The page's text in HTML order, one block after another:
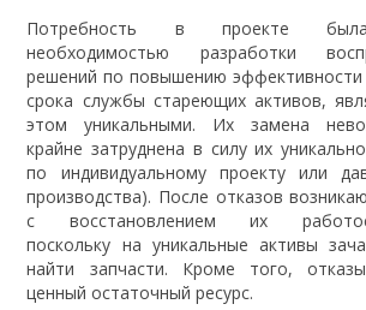
Потребность в проекте
необходимостью разработки
решений по повышению
срока службы стареющих активов,
этом уникальными. Их замена
крайне затруднена в силу их
по индивидуальному проекту или
производства). После отказов
с восстановлением их
поскольку на уникальные активы
найти запчасти. Кроме того,
ценный остаточный ресурс.